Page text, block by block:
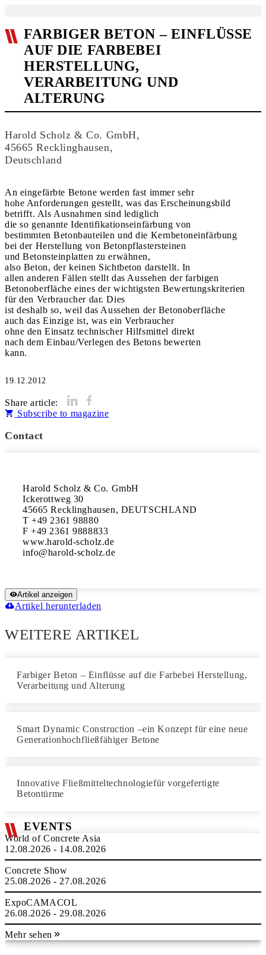
FARBIGER BETON – EINFLÜSSE
AUF DIE FARBEBEI
HERSTELLUNG,
VERARBEITUNG UND
ALTERUNG
Harold Scholz & Co. GmbH,
45665 Recklinghausen,
Deutschland
An eingefärbte Betone werden fast immer sehr
hohe Anforderungen gestellt, was das Erscheinungsbild
betrifft. Als Ausnahmen sind lediglich
die so genannte Identifikationseinfärbung von
bestimmten Betonbauteilen und die Kernbetoneinfärbung
bei der Herstellung von Betonpflastersteinen
und Betonsteinplatten zu erwähnen,
also Beton, der keinen Sichtbeton darstellt. In
allen anderen Fällen stellt das Aussehen der farbigen
Betonoberfläche eines der wichtigsten Bewertungskriterien
für den Verbraucher dar. Dies
ist deshalb so, weil das Aussehen der Betonoberfläche
auch das Einzige ist, was ein Verbraucher
ohne den Einsatz technischer Hilfsmittel direkt
nach dem Einbau/Verlegen des Betons bewerten
kann.
19.12.2012
Share article:
Subscribe to magazine
Contact
Harold Scholz & Co. GmbH
Ickerottweg 30
45665 Recklinghausen, DEUTSCHLAND
T +49 2361 98880
F +49 2361 9888833
www.harold-scholz.de
Artikel anzeigen
Artikel herunterladen
WEITERE ARTIKEL
Farbiger Beton – Einflüsse auf die Farbebei Herstellung,
Verarbeitung und Alterung
Smart Dynamic Construction –ein Konzept für eine neue
Generationhochfließfähiger Betone
Innovative Fließmitteltechnologiefür vorgefertigte
Betontürme
EVENTS
World of Concrete Asia
12.08.2026 - 14.08.2026
Concrete Show
25.08.2026 - 27.08.2026
ExpoCAMACOL
26.08.2026 - 29.08.2026
Mehr sehen